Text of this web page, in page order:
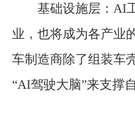
基础设施层：AI
业，也将成为各产业
车制造商除了组装车
“AI驾驶大脑”来支撑